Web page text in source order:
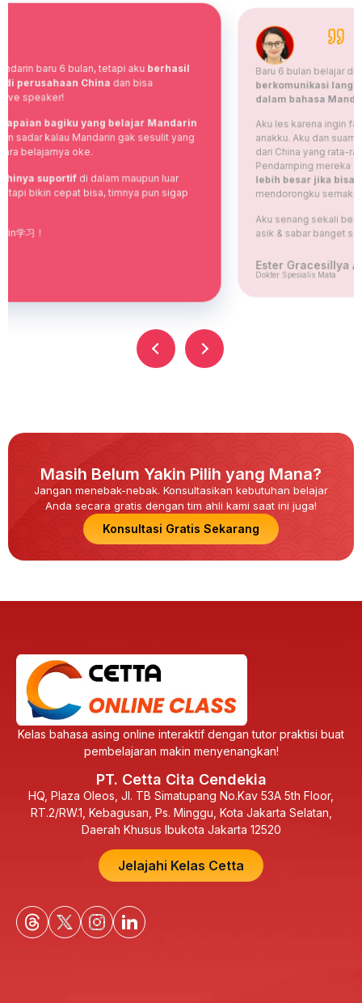
Baru 6 bulan belajar di Cetta Mandarin, aku sudah pede lho
berkomunikasi langsung dengan pasien-pasien asal China
dalam bahasa Mandarin
Aku les karena ingin fasih menjadi penutur di rumah bagi anak-
anakku. Aku dan suamiku seringkali bertemu dengan pasien TKA
dari China yang rata-rata tidak bisa berbahasa Inggris.
kesempatan diterima kerja
lebih besar jika bisa berbahasa Mandarin
. Hal tersebut
mendorongku semakin semangat belajar bahasa Mandarin.
Aku senang sekali belajar bersama laoshi Cetta Mandarin yang
asik & sabar banget sama para newbie!
Masih Belum Yakin Pilih yang Mana?
Jangan menebak-nebak. Konsultasikan kebutuhan belajar
Anda secara gratis dengan tim ahli kami saat ini juga!
Konsultasi Gratis Sekarang
Kelas bahasa asing online interaktif dengan tutor praktisi buat
pembelajaran makin menyenangkan!
PT. Cetta Cita Cendekia
HQ, Plaza Oleos, Jl. TB Simatupang No.Kav 53A 5th Floor,
RT.2/RW.1, Kebagusan, Ps. Minggu, Kota Jakarta Selatan,
Daerah Khusus Ibukota Jakarta 12520
Jelajahi Kelas Cetta